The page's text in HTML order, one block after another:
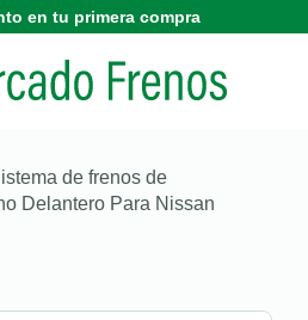
en tu primera compra
de frenos de
Delantero Para Nissan